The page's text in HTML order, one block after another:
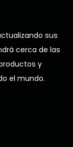
sus
cerca de las
y
el mundo.